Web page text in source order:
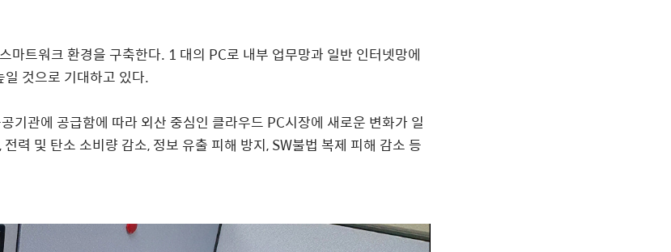
마트워크 환경을 구축한다. 1 대의 PC로 내부 업무망과 일반 인터넷망에
것으로 기대하고 있다.
기관에 공급함에 따라 외산 중심인 클라우드 PC시장에 새로운 변화가 일
,전력 및 탄소 소비량 감소,정보 유출 피해 방지, SW불법 복제 피해 감소 등